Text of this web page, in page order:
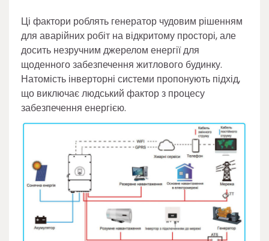
Ці фактори роблять генератор чудовим рішенням
для аварійних робіт на відкритому просторі, але
досить незручним джерелом енергії для
щоденного забезпечення житлового будинку.
Натомість інверторні системи пропонують підхід,
що виключає людський фактор з процесу
забезпечення енергією.